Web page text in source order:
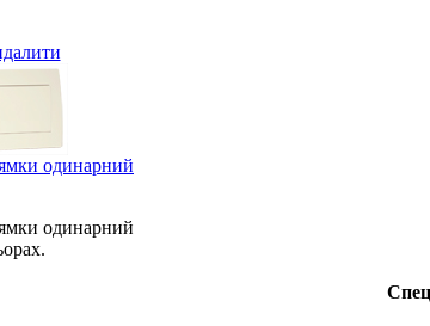
одинарний
одинарний